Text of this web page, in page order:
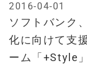
ソフトバンク
化に向けて支
ーム「+Style
2016-04-01